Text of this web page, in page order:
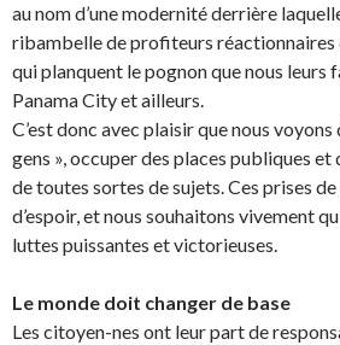
au nom d’une modernité derrière
ribambelle de profiteurs réactionnaires
qui planquent le pognon que nous leurs
Panama City et ailleurs.
C’est donc avec plaisir que nous voyons
gens », occuper des places publiques
de toutes sortes de sujets. Ces prises
d’espoir, et nous souhaitons vivement
luttes puissantes et victorieuses.
Le monde doit changer de base
Les citoyen-nes ont leur part de